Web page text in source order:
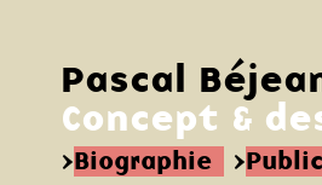
Pascal
Concept &
>Biographie >